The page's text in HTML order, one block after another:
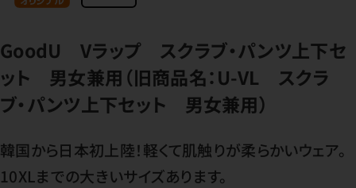
GoodU Vラップ スクラブ・パンツ上下セ
ット 男女兼用（旧商品名：U-VL スクラ
ブ・パンツ上下セット 男女兼用）
韓国から日本初上陸！軽くて肌触りが柔らかいウェア。
10XLまでの大きいサイズあります。